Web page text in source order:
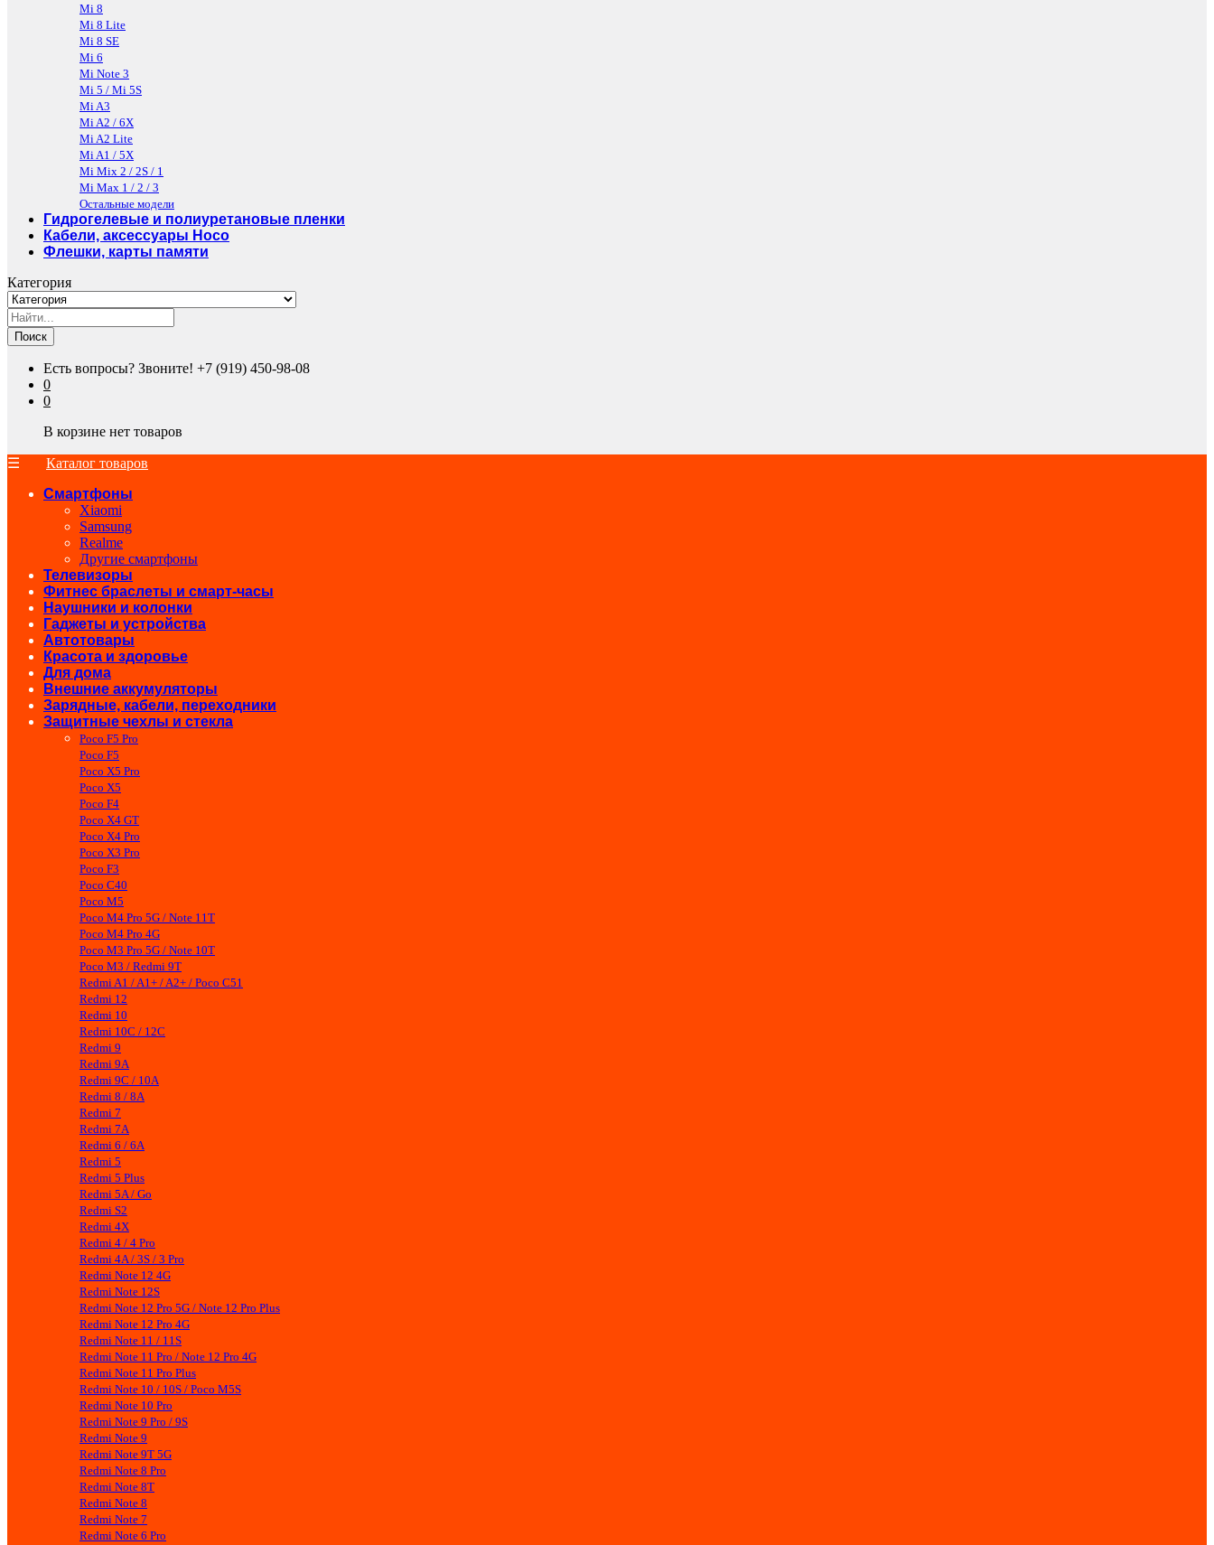
Mi 8
Mi 8 Lite
Mi 8 SE
Mi 6
Mi Note 3
Mi 5 / Mi 5S
Mi A3
Mi A2 / 6X
Mi A2 Lite
Mi A1 / 5X
Mi Mix 2 / 2S / 1
Mi Max 1 / 2 / 3
Остальные модели
Гидрогелевые и полиуретановые пленки
Кабели, аксессуары Hoco
Флешки, карты памяти
Категория
Поиск
Есть вопросы? Звоните! +7 (919) 450-98-08
0
0
В корзине нет товаров
Каталог товаров
Смартфоны
Xiaomi
Samsung
Realme
Другие смартфоны
Телевизоры
Фитнес браслеты и смарт-часы
Наушники и колонки
Гаджеты и устройства
Автотовары
Красота и здоровье
Для дома
Внешние аккумуляторы
Зарядные, кабели, переходники
Защитные чехлы и стекла
Poco F5 Pro
Poco F5
Poco X5 Pro
Poco X5
Poco F4
Poco X4 GT
Poco X4 Pro
Poco X3 Pro
Poco F3
Poco C40
Poco M5
Poco M4 Pro 5G / Note 11T
Poco M4 Pro 4G
Poco M3 Pro 5G / Note 10T
Poco M3 / Redmi 9T
Redmi A1 / A1+ / A2+ / Poco C51
Redmi 12
Redmi 10
Redmi 10C / 12C
Redmi 9
Redmi 9A
Redmi 9C / 10A
Redmi 8 / 8A
Redmi 7
Redmi 7A
Redmi 6 / 6A
Redmi 5
Redmi 5 Plus
Redmi 5A / Go
Redmi S2
Redmi 4X
Redmi 4 / 4 Pro
Redmi 4A / 3S / 3 Pro
Redmi Note 12 4G
Redmi Note 12S
Redmi Note 12 Pro 5G / Note 12 Pro Plus
Redmi Note 12 Pro 4G
Redmi Note 11 / 11S
Redmi Note 11 Pro / Note 12 Pro 4G
Redmi Note 11 Pro Plus
Redmi Note 10 / 10S / Poco M5S
Redmi Note 10 Pro
Redmi Note 9 Pro / 9S
Redmi Note 9
Redmi Note 9T 5G
Redmi Note 8 Pro
Redmi Note 8T
Redmi Note 8
Redmi Note 7
Redmi Note 6 Pro